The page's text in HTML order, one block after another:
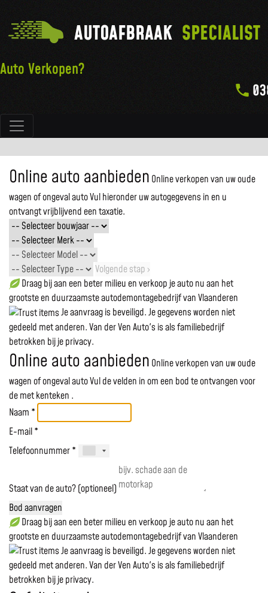
Hoofdnavigatie
AUTOAFBRAAK SPECIALIST
Auto Verkopen?
Online auto aanbieden Online verkopen van uw oude
wagen of ongeval autoVul hieronder uw autogegevens in en u
ontvangt vrijblijvend een taxatie.
Volgende stap ›
Draag bij aan een beter milieu en verkoop je auto nu aan het
grootste en duurzaamste autodemontagebedrijf van Vlaanderen
Je aanvraag is beveiligd. Je gegevens worden niet
gedeeld met anderen. Van der Ven Auto's is als familiebedrijf
betrokken bij je privacy.
Online auto aanbieden Online verkopen van uw oude
wagen of ongeval autoVul de velden in om een bod te ontvangen voor
demet kenteken .
Naam *
E-mail *
Telefoonnummer *
Staat van de auto? (optioneel)
Bod aanvragen
Draag bij aan een beter milieu en verkoop je auto nu aan het
grootste en duurzaamste autodemontagebedrijf van Vlaanderen
Je aanvraag is beveiligd. Je gegevens worden niet
gedeeld met anderen. Van der Ven Auto's is als familiebedrijf
betrokken bij je privacy.